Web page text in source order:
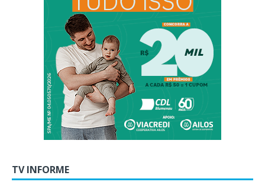
TV INFORME